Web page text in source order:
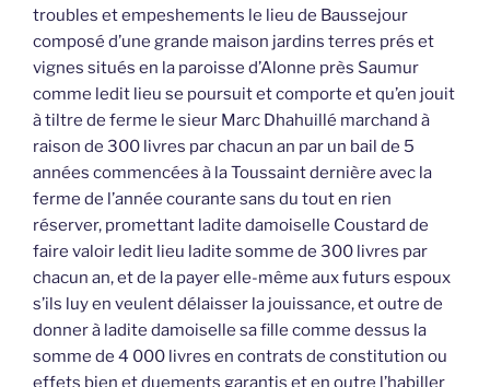
troubles et empeshements le lieu de Baussejour
composé d’une grande maison jardins terres prés et
vignes situés en la paroisse d’Alonne près Saumur
comme ledit lieu se poursuit et comporte et qu’en jouit
à tiltre de ferme le sieur Marc Dhahuillé marchand à
raison de 300 livres par chacun an par un bail de 5
années commencées à la Toussaint dernière avec la
ferme de l’année courante sans du tout en rien
réserver, promettant ladite damoiselle Coustard de
faire valoir ledit lieu ladite somme de 300 livres par
chacun an, et de la payer elle-même aux futurs espoux
s’ils luy en veulent délaisser la jouissance, et outre de
donner à ladite damoiselle sa fille comme dessus la
somme de 4 000 livres en contrats de constitution ou
effets bien et duements garantis et en outre l’habiller